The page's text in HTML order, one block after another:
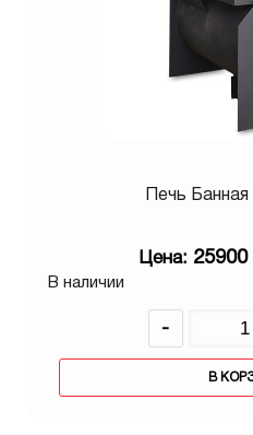
Печь
Цена: 25900
В наличии
-
В